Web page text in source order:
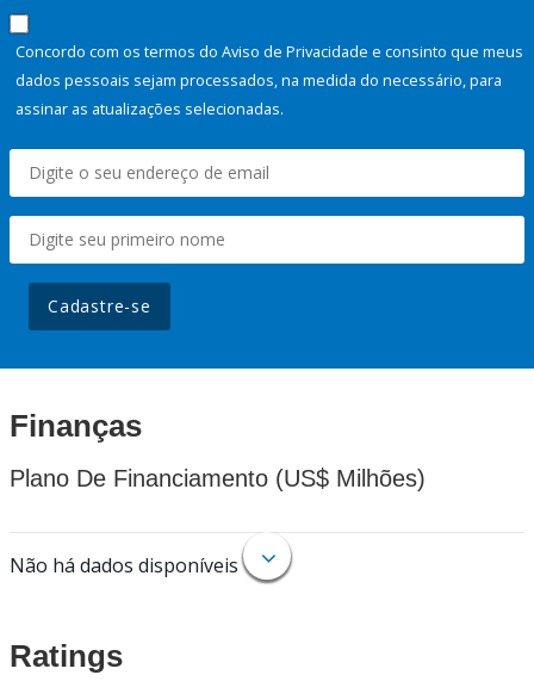
Concordo com os termos do Aviso de Privacidade e consinto que meus
dados pessoais sejam processados, na medida do necessário, para
assinar as atualizações selecionadas.
Cadastre-se
Finanças
Plano De Financiamento (US$ Milhões)
Não há dados disponíveis
Ratings